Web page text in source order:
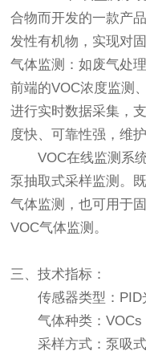
合物而开发的一款产
发性有机物，实现对
气体监测：如废气处
前端的VOC浓度监测
进行实时数据采集，
度快、可靠性强，维
VOC在线监测系
泵抽取式采样监测。
气体监测，也可用于
VOC气体监测。
三、技术指标：
传感器类型：PID
气体种类 ：VOCs
采样方式 ：泵吸式